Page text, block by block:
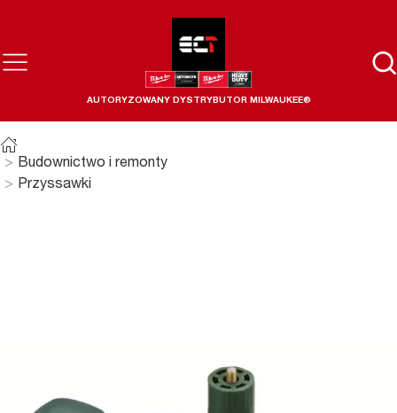
AUTORYZOWANY DYSTRYBUTOR MILWAUKEE®
Budownictwo i remonty
Przyssawki